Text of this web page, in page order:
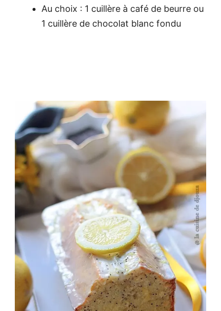
Au choix : 1 cuillère à café de beurre ou
1 cuillère de chocolat blanc fondu